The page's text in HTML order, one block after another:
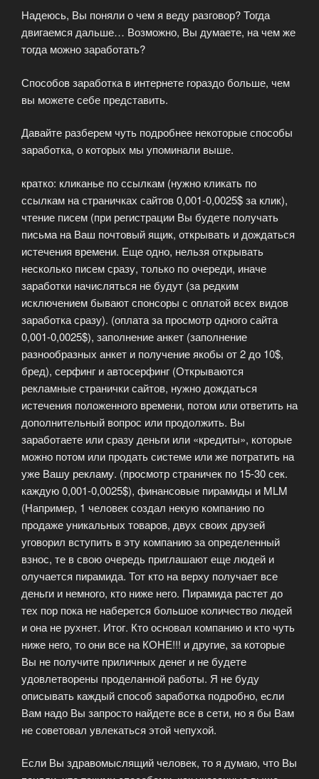
Надеюсь, Вы поняли о чем я веду разговор? Тогда
двигаемся дальше… Возможно, Вы думаете, на чем же
тогда можно заработать?
Способов заработка в интернете гораздо больше, чем
вы можете себе представить.
Давайте разберем чуть подробнее некоторые способы
заработка, о которых мы упоминали выше.
кратко: кликанье по ссылкам (нужно кликать по
ссылкам на страничках сайтов 0,001-0,0025$ за клик),
чтение писем (при регистрации Вы будете получать
письма на Ваш почтовый ящик, открывать и дождаться
истечения времени. Еще одно, нельзя открывать
несколько писем сразу, только по очереди, иначе
заработки начисляться не будут (за редким
исключением бывают спонсоры с оплатой всех видов
заработка сразу). (оплата за просмотр одного сайта
0,001-0,0025$), заполнение анкет (заполнение
разнообразных анкет и получение якобы от 2 до 10$,
бред), серфинг и автосерфинг (Открываются
рекламные странички сайтов, нужно дождаться
истечения положенного времени, потом или ответить на
дополнительный вопрос или продолжить. Вы
заработаете или сразу деньги или «кредиты», которые
можно потом или продать системе или же потратить на
уже Вашу рекламу. (просмотр страничек по 15-30 сек.
каждую 0,001-0,0025$), финансовые пирамиды и MLM
(Например, 1 человек создал некую компанию по
продаже уникальных товаров, двух своих друзей
уговорил вступить в эту компанию за определенный
взнос, те в свою очередь приглашают еще людей и
олучается пирамида. Тот кто на верху получает все
деньги и немного, кто ниже него. Пирамида растет до
тех пор пока не наберется большое количество людей
и она не рухнет. Итог. Кто основал компанию и кто чуть
ниже него, то они все на КОНЕ!!! и другие, за которые
Вы не получите приличных денег и не будете
удовлетворены проделанной работы. Я не буду
описывать каждый способ заработка подробно, если
Вам надо Вы запросто найдете все в сети, но я бы Вам
не советовал увлекаться этой чепухой.
Если Вы здравомыслящий человек, то я думаю, что Вы